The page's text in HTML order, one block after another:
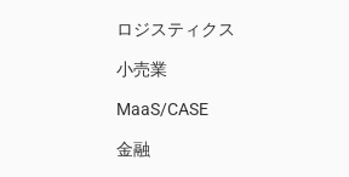
ロジスティクス
小売業
MaaS/CASE
金融